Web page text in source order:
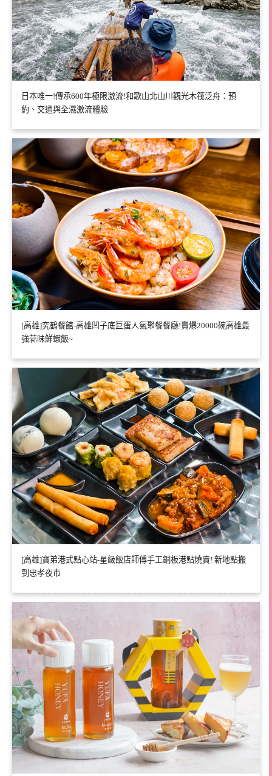
日本唯一!傳承600年極限激流!和歌山北山川觀光木筏泛舟：預
約、交通與全濕激流體驗
[高雄]究鶴餐館-高雄凹子底巨蛋人氣聚餐餐廳!賣爆20000碗高雄最
強蒜味鮮蝦飯~
[高雄]寶弟港式點心站-星級飯店師傅手工銅板港點燒賣! 新地點搬
到忠孝夜市